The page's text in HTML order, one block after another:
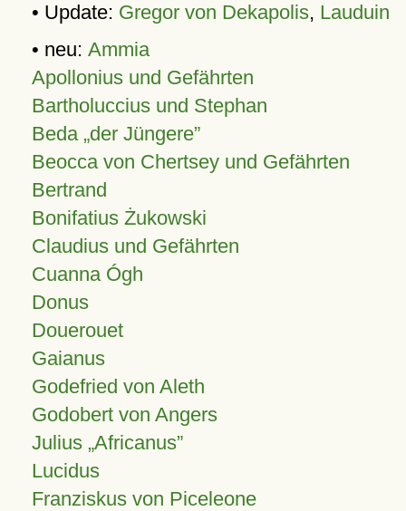
• Update: Gregor von Dekapolis, Lauduin
• neu: Ammia
Apollonius und Gefährten
Bartholuccius und Stephan
Beda „der Jüngere”
Beocca von Chertsey und Gefährten
Bertrand
Bonifatius Żukowski
Claudius und Gefährten
Cuanna Ógh
Donus
Douerouet
Gaianus
Godefried von Aleth
Godobert von Angers
Julius Africanus
Lucidus
Franziskus von Piceleone